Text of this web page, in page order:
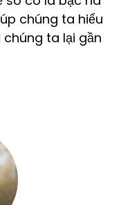
chúng ta hiểu
ta lại gần